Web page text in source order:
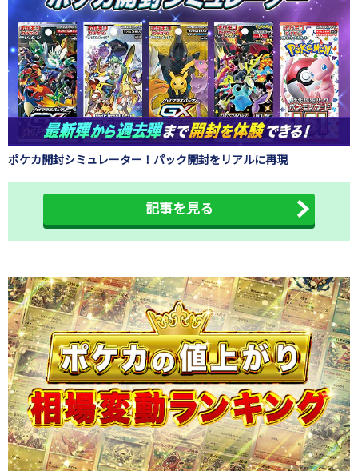
ポケカ開封シミュレーター！パック開封をリアルに再現
記事を見る